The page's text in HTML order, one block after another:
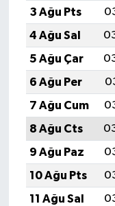
3 Ağu Pts
4 Ağu Sal
5 Ağu Çar
6 Ağu Per
7 Ağu Cum
8 Ağu Cts
9 Ağu Paz
10 Ağu Pts
11 Ağu Sal